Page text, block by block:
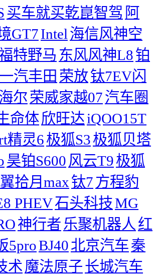
买车就买乾崑智驾 阿
GT7Intel 海信风神空
特野马 东风风神L8铂
一汽丰田 荣放钛7EV闪
尔荣威家越07汽车圈
命体欣旺达iQOO15T
精灵6极狐S3极狐贝塔
昊铂S600 风云T9极狐
拾月max钛7 方程豹
PHEV石头科技MG
神行者 乐聚机器人 红
5proBJ40北京汽车秦
术 魔法原子长城汽车